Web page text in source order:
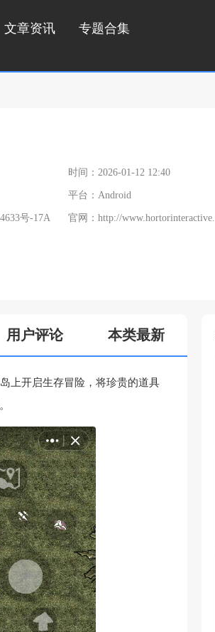
文章资讯 专题合集
时间：2026-01-12 12:40
平台：Android
号-17A 官网： http://www.hortorinteractive.com/cysj/in
用户评论 本类最新
上开启生存冒险，将珍贵的道具